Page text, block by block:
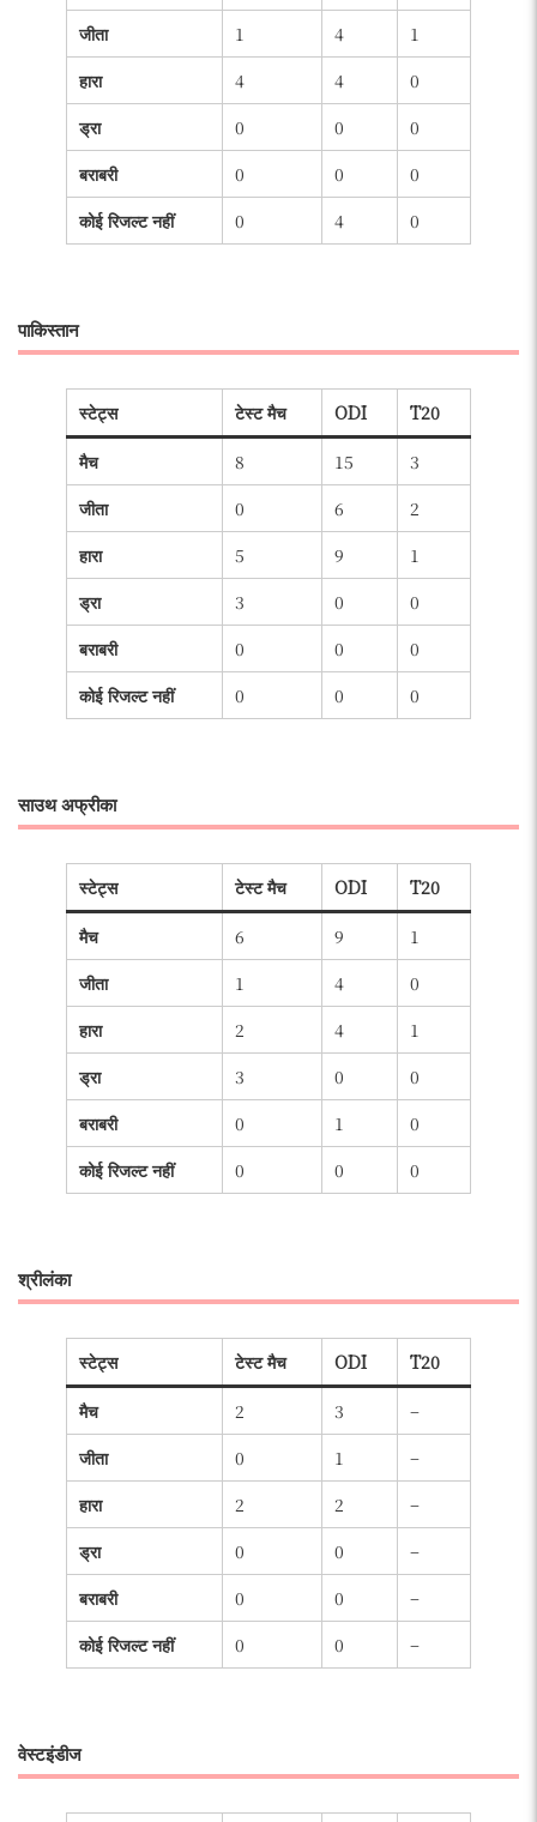
जीता 1 4
1
हारा
4 4
0
ड्रा
0 0
0
बराबरी
0 0
0
कोई रिजल्ट नहीं
0 4 0
पाकिस्तान
स्टेट्स टेस्ट मैच ODI T20
मैच 8 15
3
जीता
0 6
2
हारा
5 9
1
ड्रा
3 0
0
बराबरी
0 0
0
कोई रिजल्ट नहीं
0 0 0
साउथ अफ्रीका
स्टेट्स टेस्ट मैच ODI T20
मैच 6 9
1
जीता
1 4
0
हारा
2 4
1
ड्रा
3 0
0
बराबरी
0 1
0
कोई रिजल्ट नहीं
0 0 0
श्रीलंका
स्टेट्स टेस्ट मैच ODI T20
मैच 2 3
–
जीता
0 1
–
हारा
2 2
–
ड्रा
0 0
–
बराबरी
0 0
–
कोई रिजल्ट नहीं
0 0 –
वेस्टइंडीज